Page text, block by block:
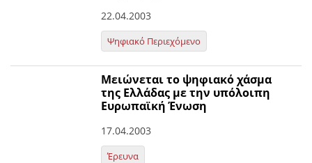
22.04.2003
Ψηφιακό Περιεχόμενο
Μειώνεται το ψηφιακό χάσμα
της Ελλάδας με την υπόλοιπη
Ευρωπαϊκή Ένωση
17.04.2003
Έρευνα